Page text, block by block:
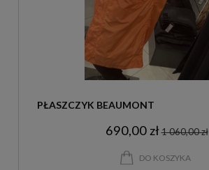
PŁASZCZYK BEAUMONT
690,00 zł1 060,00 zł
DO KOSZYKA